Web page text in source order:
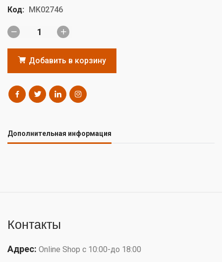
Код: MK02746
Добавить в корзину
Дополнительная информация
Контакты
Адрес: Online Shop с 10:00-до 18:00